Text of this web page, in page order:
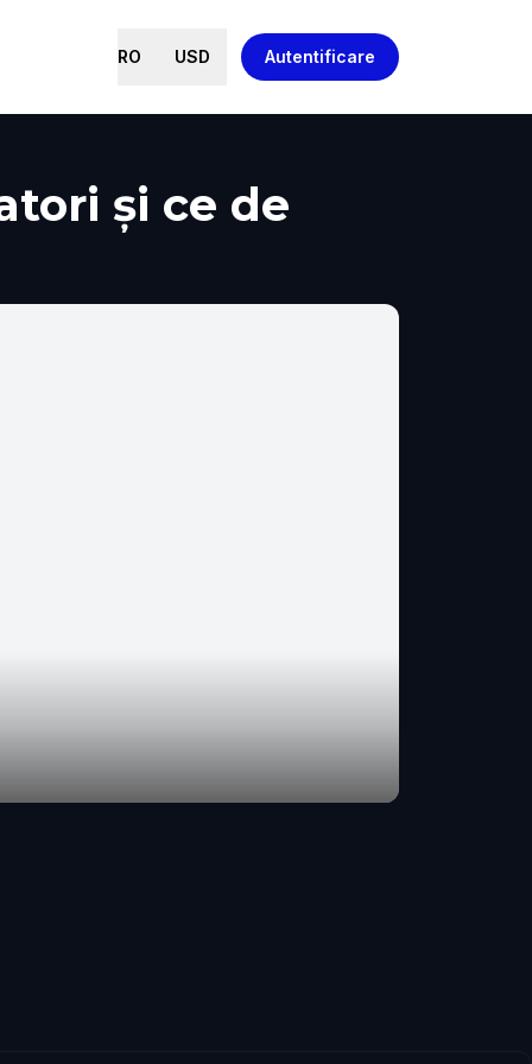
RO USD Autentificare
și ce de